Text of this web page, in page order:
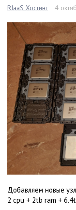
RIaaS Хостинг 4
Добавляем новые
2 cpu + 2tb ram +